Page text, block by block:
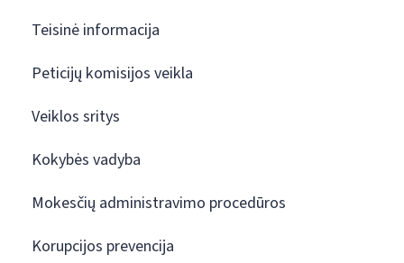
Teisinė informacija
Peticijų komisijos veikla
Veiklos sritys
Kokybės vadyba
Mokesčių administravimo procedūros
Korupcijos prevencija